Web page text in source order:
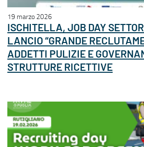
19 marzo 2026
ISCHITELLA, JOB DAY
LANCIO “GRANDE
ADDETTI PULIZIE E
STRUTTURE RICETTIVE